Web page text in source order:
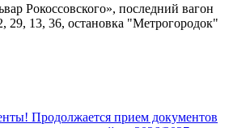
Рокоссовского», последний вагон
29, 13, 36, остановка "Метрогородок"